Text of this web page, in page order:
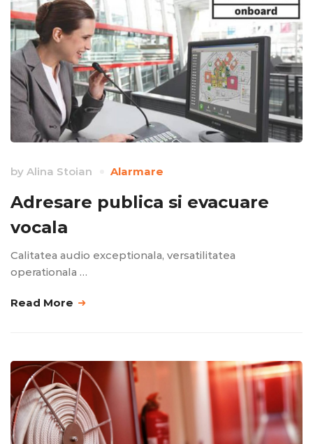
by Alina Stoian Alarmare
Adresare publica si evacuare
vocala
Calitatea audio exceptionala, versatilitatea
operationala …
Read More